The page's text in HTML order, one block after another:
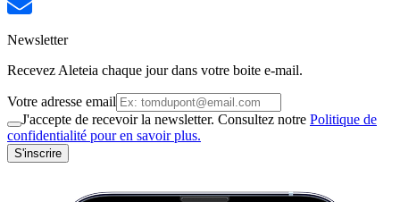
Newsletter
Recevez Aleteia chaque jour dans votre boite e-mail.
Votre adresse email
J'accepte de recevoir la newsletter. Consultez notre Politique de
confidentialité pour en savoir plus.
S'inscrire